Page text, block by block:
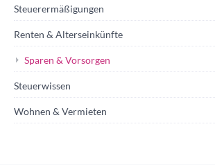
Steuerermäßigungen
Renten & Alterseinkünfte
Sparen & Vorsorgen
Steuerwissen
Wohnen & Vermieten